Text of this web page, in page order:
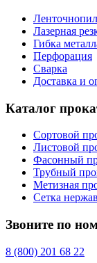
Лазерная
Гибка
Перфорация
Сварка
Доставка и
Каталог
Сортовой
Листовой
Фасонный
Трубный
Метизная
Сетка
Звоните по
8 (800) 201 68 22